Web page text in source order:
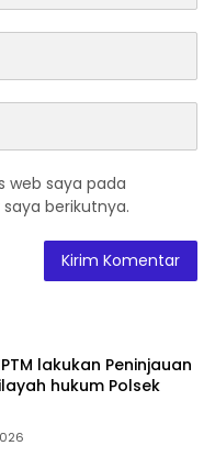
web saya pada
berikutnya.
lakukan Peninjauan
hukum Polsek